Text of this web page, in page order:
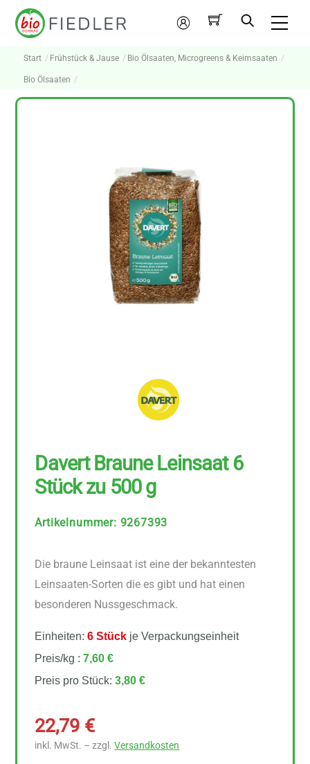
Skip
Mein
Konto
Start Frühstück & Jause Bio Ölsaaten, Microgreens & Keimsaaten
Bio Ölsaaten
Davert Braune Leinsaat 6
Stück zu 500 g
Artikelnummer: 9267393
Die braune Leinsaat ist eine der bekanntesten
Leinsaaten-Sorten die es gibt und hat einen
besonderen Nussgeschmack.
Einheiten:6 Stück je Verpackungseinheit
Preis/kg :7,60 €
Preis pro Stück:3,80 €
22,79 €
inkl. MwSt. – zzgl.Versandkosten